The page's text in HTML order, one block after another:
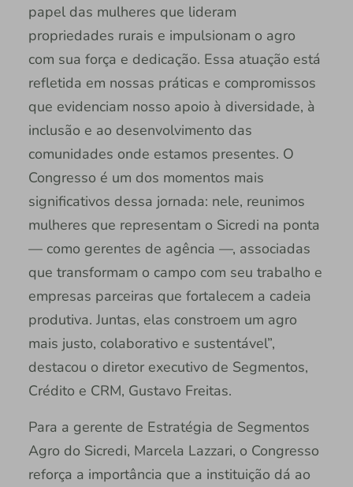
papel das mulheres que lideram
propriedades rurais e impulsionam o agro
com sua força e dedicação. Essa atuação está
refletida em nossas práticas e compromissos
que evidenciam nosso apoio à diversidade, à
inclusão e ao desenvolvimento das
comunidades onde estamos presentes. O
Congresso é um dos momentos mais
significativos dessa jornada: nele, reunimos
mulheres que representam o Sicredi na ponta
— como gerentes de agência —, associadas
que transformam o campo com seu trabalho e
empresas parceiras que fortalecem a cadeia
produtiva. Juntas, elas constroem um agro
mais justo, colaborativo e sustentável”,
destacou o diretor executivo de Segmentos,
Crédito e CRM, Gustavo Freitas.
Para a gerente de Estratégia de Segmentos
Agro do Sicredi, Marcela Lazzari, o Congresso
reforça a importância que a instituição dá ao